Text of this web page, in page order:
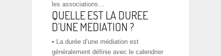
les associations…
QUELLE EST LA DUREE
D’UNE MEDIATION ?
• La durée d’une médiation est
généralement définie avec le calendrier